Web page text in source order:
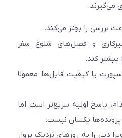
بهتر می‌کند.
و فصل‌های شلوغ سفر
کیفیت فایل‌ها معمولا
اولیه سریع‌تر است اما
یکسان نیست.
روزهای نزدیک پرواز